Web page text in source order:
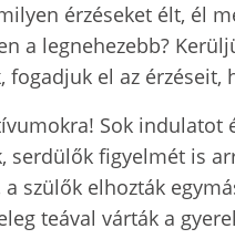
érzéseket élt, él
a legnehezebb?
el az érzéseit,
Sok indulatot
serdülők figyelmét is
szülők elhozták
teával várták a